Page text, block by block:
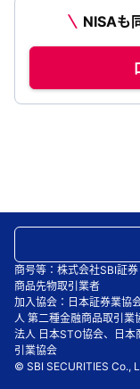
NISAも
商号等：株式会社SBI証
商品先物取引業者
加入協会：日本証券業協
人 第二種金融商品取引業
法人 日本STO協会、日
引業協会
© SBI SECURITIES Co.,